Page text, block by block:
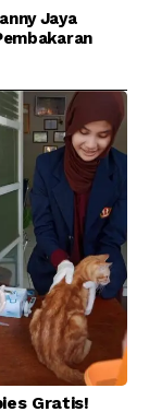
Jaya
Gratis!